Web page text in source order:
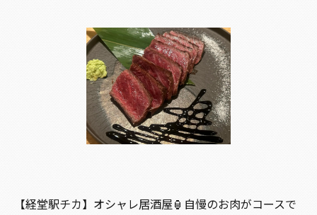
【経堂駅チカ】オシャレ居酒屋🏮自慢のお肉がコースで